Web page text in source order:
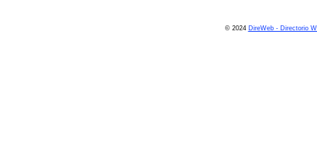
© 2024 DireWeb - Directorio